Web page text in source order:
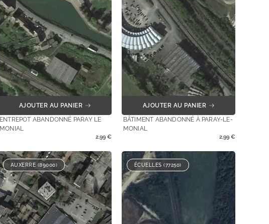
AJOUTER AU PANIER
ENTREPOT ABANDONNÉ PARAY LE
MONIAL
2,99 €
AJOUTER AU PANIER
BÂTIMENT ABANDONNÉ À PARAY-LE-
MONIAL
2,99 €
AUXERRE (89000) ÉCUELLES (77250)